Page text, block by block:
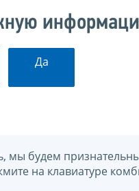
Да
мы будем
на клавиатуре